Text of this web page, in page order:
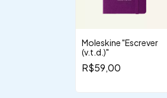
Moleskine "Escrever
(v.t.d.)"
R$59,00